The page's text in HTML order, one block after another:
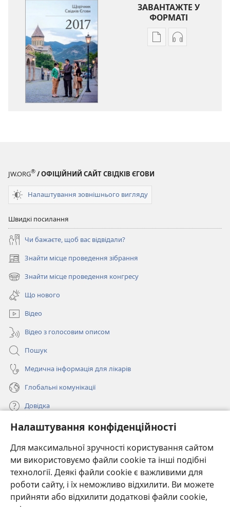
Налаштування конфіденційності
Для максимальної зручності користування сайтом
ми використовуємо файли cookie та інші подібні
технології. Деякі файли cookie є важливими для
роботи сайту, і їх неможливо відхилити. Ви можете
прийняти або відхилити додаткові файли cookie,
ЗАВАНТАЖТЕ У
ФОРМАТІ
ПараметриПараметри
JW.ORG® / ОФІЦІЙНИЙ САЙТ СВІДКІВ ЄГОВИ
Налаштування зовнішнього вигляду
Швидкі посилання
Чи бажаєте, щоб вас відвідали?
Знайти місце проведення зібрання
(відкривається
у
новому
вікні)
Знайти місце проведення конгресу
(відкривається
новому
вікні)
Що нового
Відео
Відео з голосовим описом
Пошук
Медична інформація для лікарів
Глобальні комунікації
Довідка
Пожертви
(відкривається
у
новому
вікні)
ОНЛАЙН-БІБЛІОТЕКА Товариства «Вартова башта»™
(відкривається
у
новому
вікні)
JW Hub ®
(відкривається
у